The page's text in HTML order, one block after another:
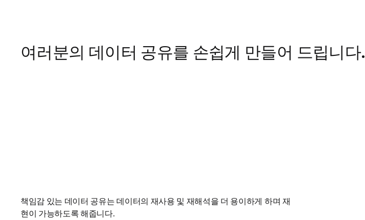
여러분의 데이터 공유를 손쉽게 만들어 드립니다.
책임감 있는 데이터 공유는 데이터의 재사용 및 재해석을 더 용이하게 하며 재
현이 가능하도록 해줍니다.